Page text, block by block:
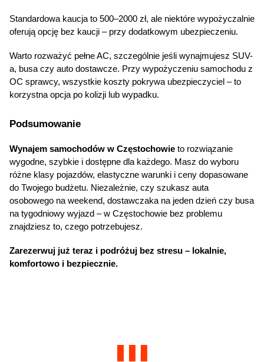
Standardowa kaucja to 500–2000 zł, ale niektóre wypożyczalnie
oferują opcję bez kaucji – przy dodatkowym ubezpieczeniu.
Warto rozważyć pełne AC, szczególnie jeśli wynajmujesz SUV-
a, busa czy auto dostawcze. Przy wypożyczeniu samochodu z
OC sprawcy, wszystkie koszty pokrywa ubezpieczyciel – to
korzystna opcja po kolizji lub wypadku.
Podsumowanie
Wynajem samochodów w Częstochowie to rozwiązanie
wygodne, szybkie i dostępne dla każdego. Masz do wyboru
różne klasy pojazdów, elastyczne warunki i ceny dopasowane
do Twojego budżetu. Niezależnie, czy szukasz auta
osobowego na weekend, dostawczaka na jeden dzień czy busa
na tygodniowy wyjazd – w Częstochowie bez problemu
znajdziesz to, czego potrzebujesz.
Zarezerwuj już teraz i podróżuj bez stresu – lokalnie,
komfortowo i bezpiecznie.